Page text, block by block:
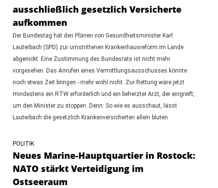
ausschließlich gesetzlich Versicherte
aufkommen
Der Bundestag hat den Plänen von Gesundheitsminister Karl
Lauterbach (SPD) zur umstrittenen Krankenhausreform im Lande
abgenickt. Eine Zustimmung des Bundesrats ist nicht mehr
vorgesehen. Das Anrufen eines Vermittlungsausschusses könnte
noch etwas Zeit bringen - mehr wohl nicht. Zur Rettung wäre jetzt
mindestens ein RTW erforderlich und ein beherzter Arzt, der eingreift,
um den Minister zu stoppen. Denn: So wie es ausschaut, lässt
Lauterbach die gesetzlich Krankenversicherten allein bluten.
POLITIK
Neues Marine-Hauptquartier in Rostock:
NATO stärkt Verteidigung im
Ostseeraum